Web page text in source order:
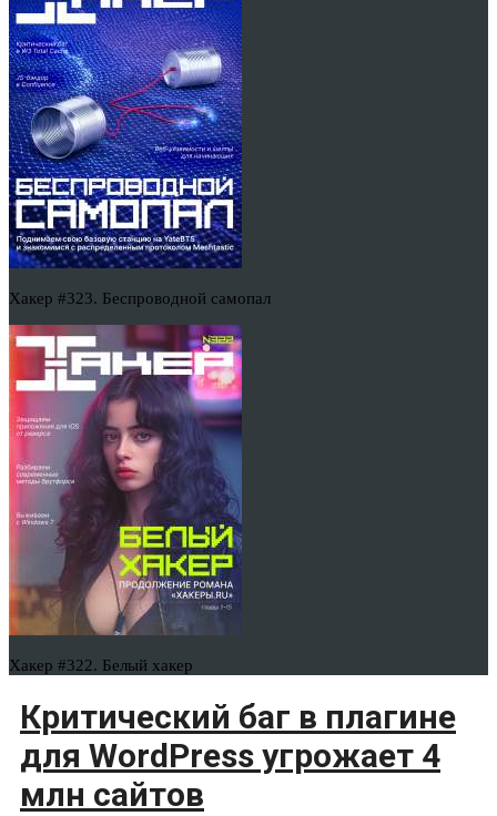
Хакер #323. Беспроводной самопал
Хакер #322. Белый хакер
Критический баг в плагине
для WordPress угрожает 4
млн сайтов